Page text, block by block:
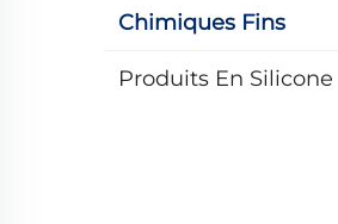
Chimiques Fins
Produits En Silicone